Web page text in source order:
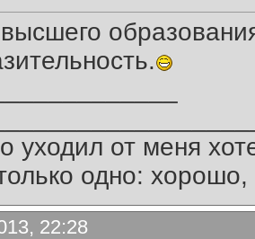
уходил от меня
одно:
22:28